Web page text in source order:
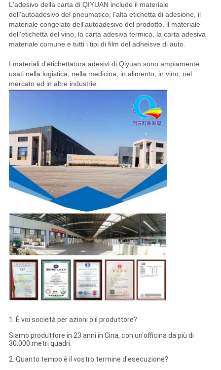
L'adesivo della carta di QIYUAN include il materiale
dell'autoadesivo del pneumatico, l'alta etichetta di adesione, il
materiale congelato dell'autoadesivo del prodotto, il materiale
dell'etichetta del vino, la carta adesiva termica, la carta adesiva
materiale comune e tutti i tipi di film del adheisve di auto.
I materiali d'etichettatura adesivi di Qiyuan sono ampiamente
usati nella logistica, nella medicina, in alimento, in vino, nel
mercato ed in altre industrie.
1. È voi società per azioni o il produttore?
Siamo produttore in 23 anni in Cina, con un'officina da più di
30.000 metri quadri.
2. Quanto tempo è il vostro termine d'esecuzione?